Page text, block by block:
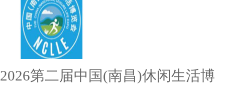
2026第二届中国(南昌)休闲生活博